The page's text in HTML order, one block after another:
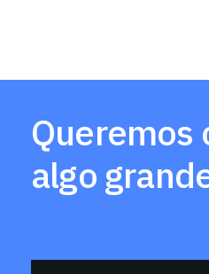
Queremos
algo